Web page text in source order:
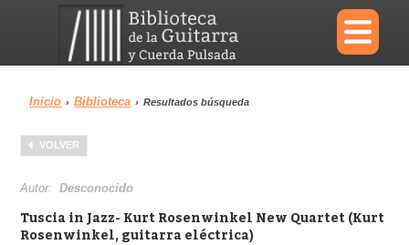
×
Menu
Biblioteca
Inicio › Biblioteca › Resultados búsqueda
VOLVER
Autor:Desconocido
Tuscia in Jazz- Kurt Rosenwinkel New Quartet (Kurt
Rosenwinkel, guitarra eléctrica)